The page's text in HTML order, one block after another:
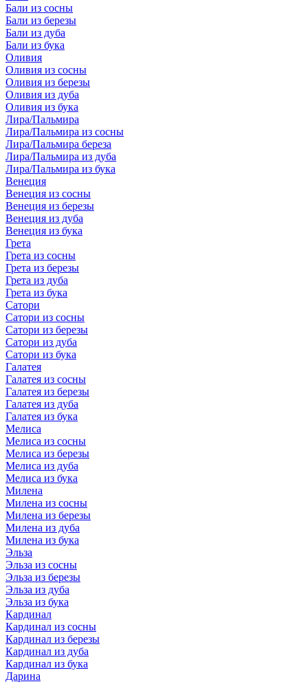
Бали из сосны
Бали из березы
Бали из дуба
Бали из бука
Оливия
Оливия из сосны
Оливия из березы
Оливия из дуба
Оливия из бука
Лира/Пальмира
Лира/Пальмира из сосны
Лира/Пальмира береза
Лира/Пальмира из дуба
Лира/Пальмира из бука
Венеция
Венеция из сосны
Венеция из березы
Венеция из дуба
Венеция из бука
Грета
Грета из сосны
Грета из березы
Грета из дуба
Грета из бука
Сатори
Сатори из сосны
Сатори из березы
Сатори из дуба
Сатори из бука
Галатея
Галатея из сосны
Галатея из березы
Галатея из дуба
Галатея из бука
Мелиса
Мелиса из сосны
Мелиса из березы
Мелиса из дуба
Мелиса из бука
Милена
Милена из сосны
Милена из березы
Милена из дуба
Милена из бука
Эльза
Эльза из сосны
Эльза из березы
Эльза из дуба
Эльза из бука
Кардинал
Кардинал из сосны
Кардинал из березы
Кардинал из дуба
Кардинал из бука
Дарина